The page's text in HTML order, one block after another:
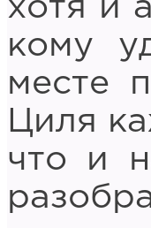
хотя и
кому
месте
Циля
что и